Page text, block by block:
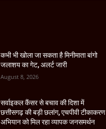
कभी भी खोला जा सकता है मिनीमाता बांगो
जलाशय का गेट, अलर्ट जारी
August 8, 2026
सर्वाइकल कैंसर से बचाव की दिशा में
छत्तीसगढ़ की बड़ी छलांग, एचपीवी टीकाकरण
अभियान को मिल रहा व्यापक जनसमर्थन